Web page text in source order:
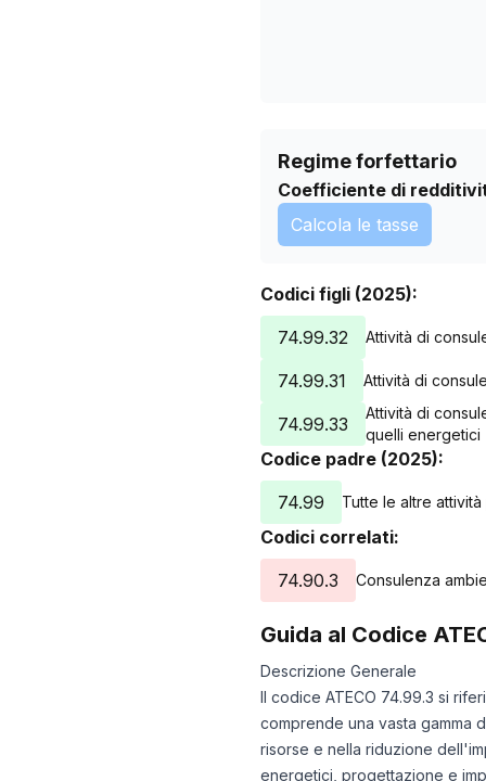
Regime forfettario
Coefficiente di
Calcola le tasse
Codici figli (2025):
74.99.32
Attività di
74.99.31 Attività di
74.99.33
Attività di
quelli energetici
Codice padre (2025):
74.99
Tutte le altre
Codici correlati:
74.90.3
Consulenza
Guida al Codice
Descrizione Generale
Il codice ATECO 74.99.3 si
comprende una vasta gamma
risorse e nella riduzione
energetici, progettazione e